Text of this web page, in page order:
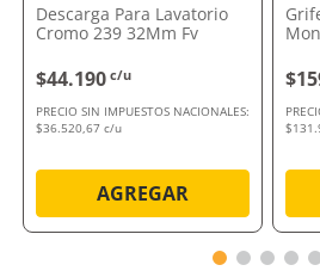
Comprálo ahora con envío a
tienda.
Descarga Para Lavatorio
Cromo 239 32Mm Fv
$44.190 c/u
PRECIO SIN IMPUESTOS NACIONALES:
$36.520,67 c/u
AGREGAR